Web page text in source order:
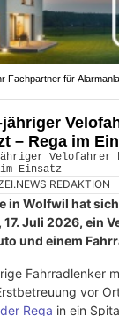
Fachpartner für
– Rega im
REDAKTION
in Wolfwil hat
Juli 2026, ein
und einem
Fahrradlenker
vor
Rega in ein